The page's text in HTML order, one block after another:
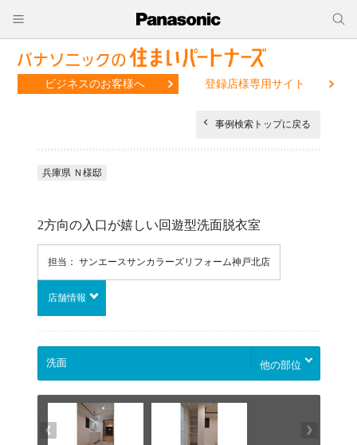
ビジネスのお客様へ 登録店様専用サイト
事例検索トップに戻る
兵庫県 Ｎ様邸
2方向の入口が嬉しい回遊型洗面脱衣室
担当： サンエースサンカラーズリフォーム神戸北店
店舗情報
他の部位